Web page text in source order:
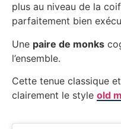
plus au niveau de la
parfaitement bien
Une paire de monks
l’ensemble.
Cette tenue classique
clairement le style old